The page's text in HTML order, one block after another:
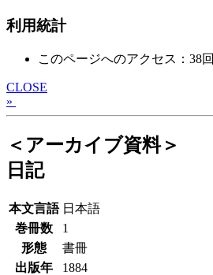
利用統計
このページへのアクセス：38回
CLOSE
»
＜アーカイブ資料＞
日記
本文言語 日本語
巻冊数
1
形態
書冊
出版年
1884